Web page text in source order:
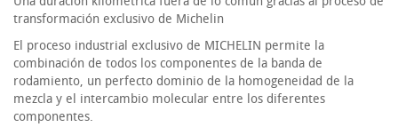
transformación exclusivo de Michelin
El proceso industrial exclusivo de MICHELIN permite la
combinación de todos los componentes de la banda de
rodamiento, un perfecto dominio de la homogeneidad de la
mezcla y el intercambio molecular entre los diferentes
componentes.